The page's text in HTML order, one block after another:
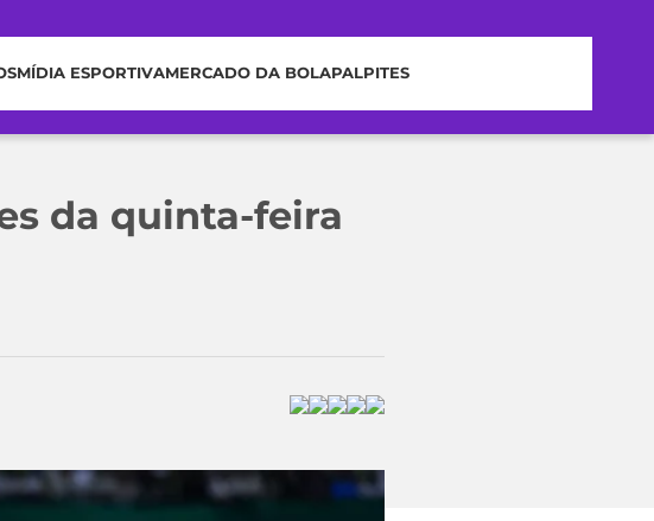
MÍDIA ESPORTIVAMERCADO DA BOLAPALPITES
da quinta-feira